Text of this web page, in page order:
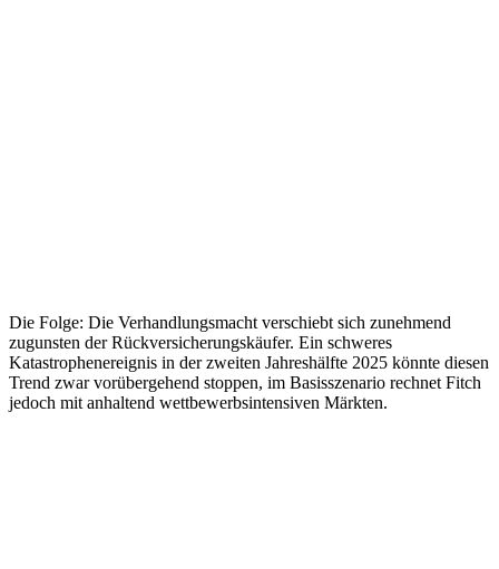
Die Folge: Die Verhandlungsmacht verschiebt sich zunehmend
zugunsten der Rückversicherungskäufer. Ein schweres
Katastrophenereignis in der zweiten Jahreshälfte 2025 könnte diesen
Trend zwar vorübergehend stoppen, im Basisszenario rechnet Fitch
jedoch mit anhaltend wettbewerbsintensiven Märkten.